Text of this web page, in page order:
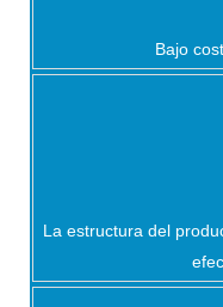
Bajo
La estructura del